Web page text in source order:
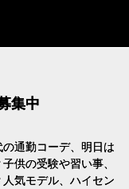
集中
通勤コーデ、明日は
供の受験や習い事、
人気モデル、ハイセン